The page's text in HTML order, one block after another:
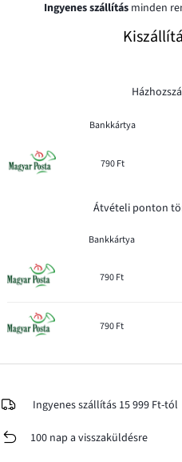
Ingyenes szállításminden
Bankkártya
790 Ft
Átvételi ponton
Bankkártya
790 Ft
790 Ft
Ingyenes szállítás 15 999 Ft-tól
100 nap a visszaküldésre